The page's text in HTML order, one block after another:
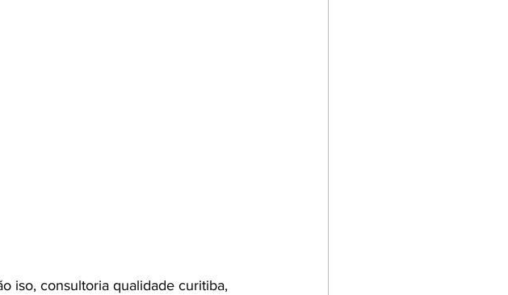
iso, consultoria qualidade curitiba,